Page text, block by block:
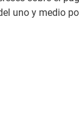
uno y medio